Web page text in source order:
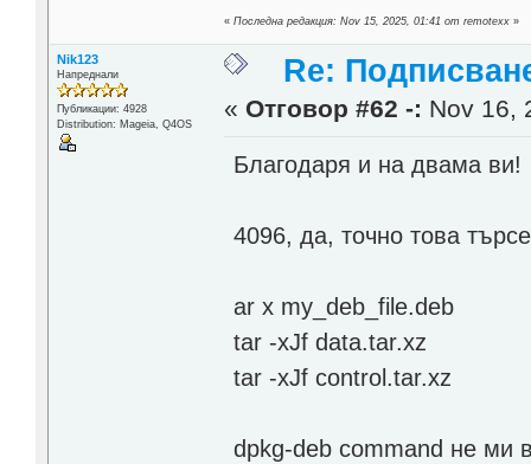
«Последна редакция: Nov 15, 2025, 01:41 от remotexx »
Nik123
Напреднали
Публикации: 4928
Distribution: Mageia, Q4OS
Re:
« Отговор #62 -: Nov 16,
Благодаря и на двама ви!
4096, да, точно това
ar x my_deb_file.deb
tar -xJf data.tar.xz
tar -xJf control.tar.xz
dpkg-deb command не ми